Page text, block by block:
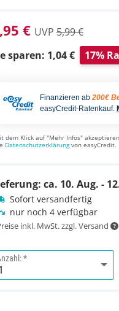
€ UVP 5,99 €
sparen: 1,04 €
17%
Finanzieren ab 200€
easyCredit-Ratenkauf.
dem Klick auf "Mehr Infos"
Datenschutzerklärungvon easyCredit.
ca. 10. Aug. -
Sofort versandfertig
nur noch 4 verfügbar
inkl. MwSt. zzgl. Versand